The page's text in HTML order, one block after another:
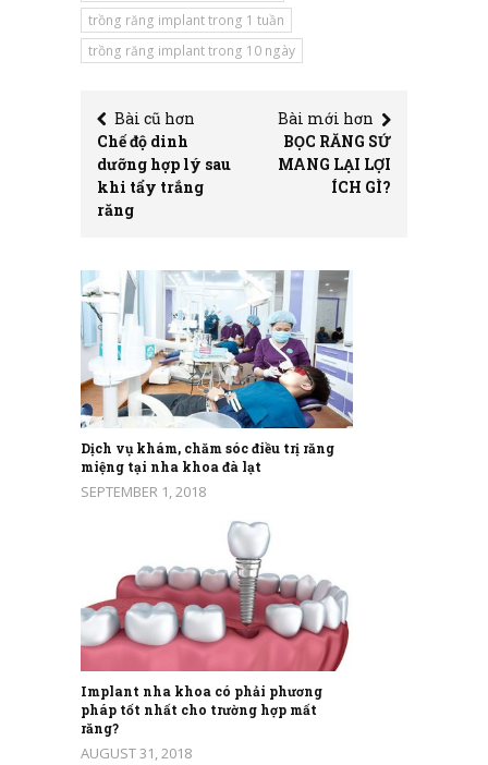
trồng răng implant trong 1 tuần
trồng răng implant trong 10 ngày
Bài cũ hơn
Chế độ dinh
dưỡng hợp lý sau
khi tẩy trắng
răng
Bài mới hơn
BỌC RĂNG SỨ
MANG LẠI LỢI
ÍCH GÌ?
Dịch vụ khám, chăm sóc điều trị răng
miệng tại nha khoa đà lạt
SEPTEMBER 1, 2018
Implant nha khoa có phải phương
pháp tốt nhất cho trường hợp mất
răng?
AUGUST 31, 2018